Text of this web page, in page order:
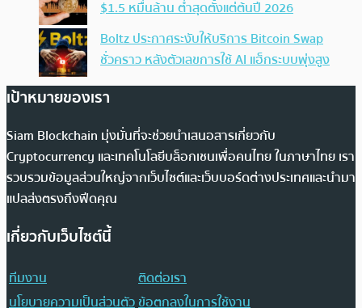
$1.5 หมื่นล้าน ต่ำสุดตั้งแต่ต้นปี 2026
Boltz ประกาศระงับให้บริการ Bitcoin Swap
ชั่วคราว หลังตัวเลขการใช้ AI แฮ็กระบบพุ่งสูง
เป้าหมายของเรา
Siam Blockchain มุ่งมั่นที่จะช่วยนำเสนอสารเกี่ยวกับ
Cryptocurrency และเทคโนโลยีบล็อกเชนเพื่อคนไทย ในภาษาไทย เรา
รวบรวมข้อมูลส่วนใหญ่จากเว็บไซต์และเว็บบอร์ดต่างประเทศและนำมา
แปลส่งตรงถึงฟีดคุณ
เกี่ยวกับเว็บไซต์นี้
ทีมงาน
ติดต่อเรา
นโยบายความเป็นส่วนตัวข้อตกลงในการใช้งาน